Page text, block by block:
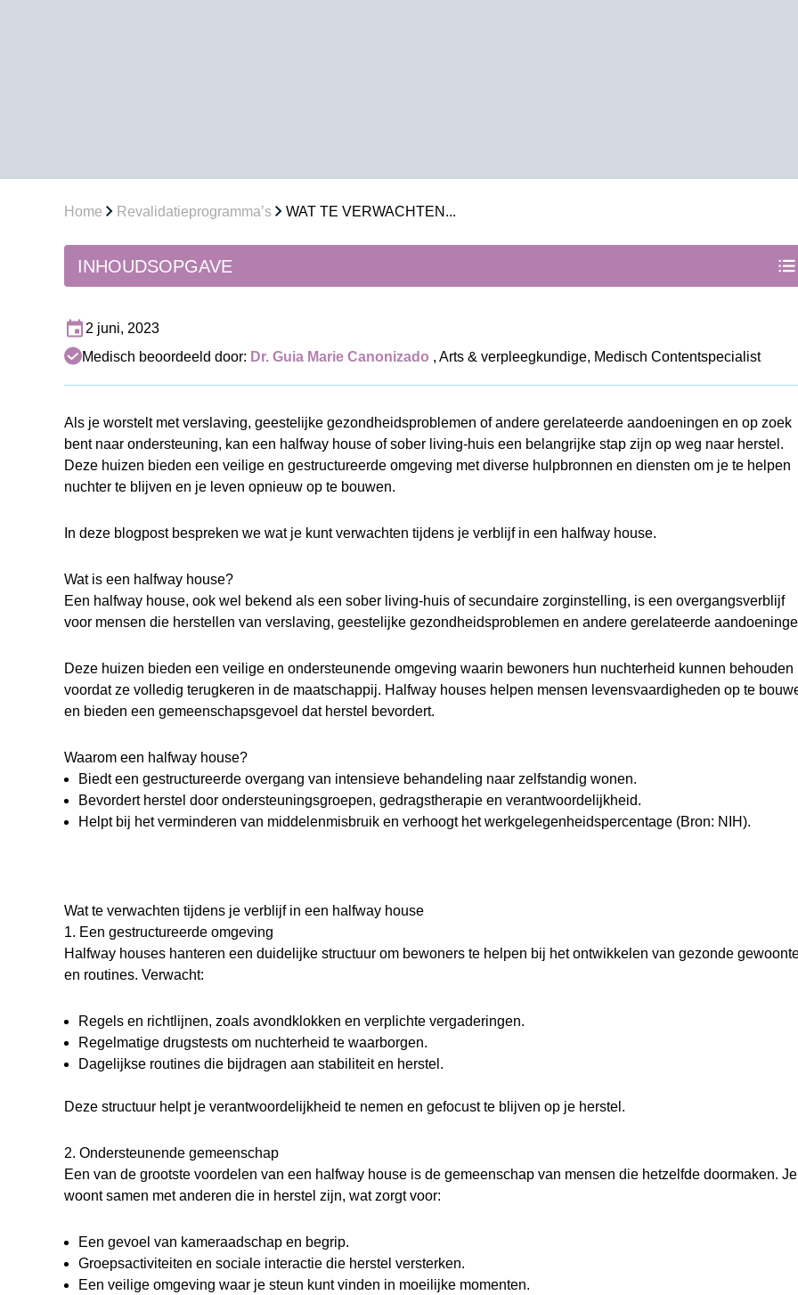
Home Revalidatieprogramma’s WAT TE VERWACHTEN...
INHOUDSOPGAVE
2 juni, 2023
Medisch beoordeeld door: Dr. Guia Marie Canonizado , Arts & verpleegkundige, Medisch Contentspecialist
Als je worstelt met verslaving, geestelijke gezondheidsproblemen of andere gerelateerde aandoeningen en op zoek
bent naar ondersteuning, kan een halfway house of sober living-huis een belangrijke stap zijn op weg naar herstel.
Deze huizen bieden een veilige en gestructureerde omgeving met diverse hulpbronnen en diensten om je te helpen
nuchter te blijven en je leven opnieuw op te bouwen.
In deze blogpost bespreken we wat je kunt verwachten tijdens je verblijf in een halfway house.
Wat is een halfway house?
Een halfway house, ook wel bekend als een sober living-huis of secundaire zorginstelling, is een overgangsverblijf
voor mensen die herstellen van verslaving, geestelijke gezondheidsproblemen en andere gerelateerde
Deze huizen bieden een veilige en ondersteunende omgeving waarin bewoners hun nuchterheid kunnen behouden
voordat ze volledig terugkeren in de maatschappij. Halfway houses helpen mensen levensvaardigheden op te
en bieden een gemeenschapsgevoel dat herstel bevordert.
Waarom een halfway house?
Biedt een gestructureerde overgang van intensieve behandeling naar zelfstandig wonen.
Bevordert herstel door ondersteuningsgroepen, gedragstherapie en verantwoordelijkheid.
Helpt bij het verminderen van middelenmisbruik en verhoogt het werkgelegenheidspercentage (Bron: NIH).
Wat te verwachten tijdens je verblijf in een halfway house
1. Een gestructureerde omgeving
Halfway houses hanteren een duidelijke structuur om bewoners te helpen bij het ontwikkelen van gezonde
en routines. Verwacht:
Regels en richtlijnen, zoals avondklokken en verplichte vergaderingen.
Regelmatige drugstests om nuchterheid te waarborgen.
Dagelijkse routines die bijdragen aan stabiliteit en herstel.
Deze structuur helpt je verantwoordelijkheid te nemen en gefocust te blijven op je herstel.
2. Ondersteunende gemeenschap
Een van de grootste voordelen van een halfway house is de gemeenschap van mensen die hetzelfde doormaken. Je
woont samen met anderen die in herstel zijn, wat zorgt voor:
Een gevoel van kameraadschap en begrip.
Groepsactiviteiten en sociale interactie die herstel versterken.
Een veilige omgeving waar je steun kunt vinden in moeilijke momenten.